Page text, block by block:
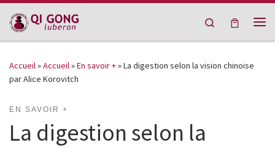
Passer au contenu
Search
Accueil»Accueil»En savoir +»La digestion selon la vision chinoise
par Alice Korovitch
EN SAVOIR +
La digestion selon la